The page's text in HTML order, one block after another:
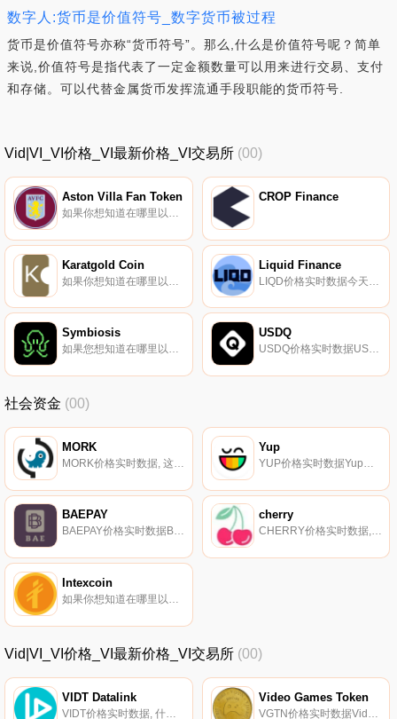
数字人:货币是价值符号_数字货币被过程
货币是价值符号亦称“货币符号”。那么,什么是价值符号呢？简单
来说,价值符号是指代表了一定金额数量可以用来进行交易、支付
和存储。可以代替金属货币发挥流通手段职能的货币符号.
Vid|VI_VI价格_VI最新价格_VI交易所 (00)
Aston Villa Fan Token
如果你想知道在哪里以当前价格购买Aston Villa Fan Token,目前交易{Aston Villa Fan Token]股票的顶级加密货币交易所是DigiFinex、MEXC和Chiliz。您可以在我们的加密货币交易所页面上找到其他列表。阿斯顿维拉官方球迷徽章.
CROP Finance
Karatgold Coin Liquid Finance
Symbiosis
如果您想知道在哪里以当前价格购买SymSISosis,目前交易｛SISnname｝股票的顶级加密货币交易所是OKX、BySISt、BingX、SuperEx和Gate.io。您可以在我们的加密货币交易所页面上找到其他交易所.
USDQ
USDQ价格实时数据USDQ将自己描述为一种由比特币支持并与美元挂钩的去中心化稳定币（1USDQ=1美元）.
社会资金 (00)
MORK
MORK价格实时数据, 这是Roll上列出的社交代币。可用信息有限。本内容仅供参考,您不应将任何此类信息或其他材料解释为法律、税务、投资、财务或其他建议。我们网站上的任何内容都不构成Coinmarketcap的招揽、推荐、背书或报价.
Yup
BAEPAY
BAEPAY价格实时数据BAEPAY是一种奖励和治理代币,可以在Mybae平台上用作支付选项.
cherry
CHERRY价格实时数据, CHERRY声称是加入NSFW内容的Cherry社区所需的令牌。本内容仅供参考,您不应将任何此类信息或其他材料解释为法律、税务、投资、财务或其他建议。我们网站上的任何内容都不构成Coinmarketcap的招揽、推荐、背书或报价.
Intexcoin
如果你想知道在哪里以当前价格购买Intexcoin,目前交易{Intexcoin]股票的顶级加密货币交易所是ProBit Global。您可以在我们的加密货币交易所页面上找到其他列表。Intexcoin（INTX）是一种于2016年推出的加密货币,在以太坊平台上运行.
Vid|VI_VI价格_VI最新价格_VI交易所 (00)
VIDT Datalink
VIDT价格实时数据, 什么是VIDTDAO（$VIDT）？VIDTDAO是一个开源平台,为整个Web3生态系统提供可验证的信任。VIDTDAO Web3平台通过使用最佳开源区块链和时间戳技术,使数据和文档可验证,从而将信任带入流程.
Video Games Token